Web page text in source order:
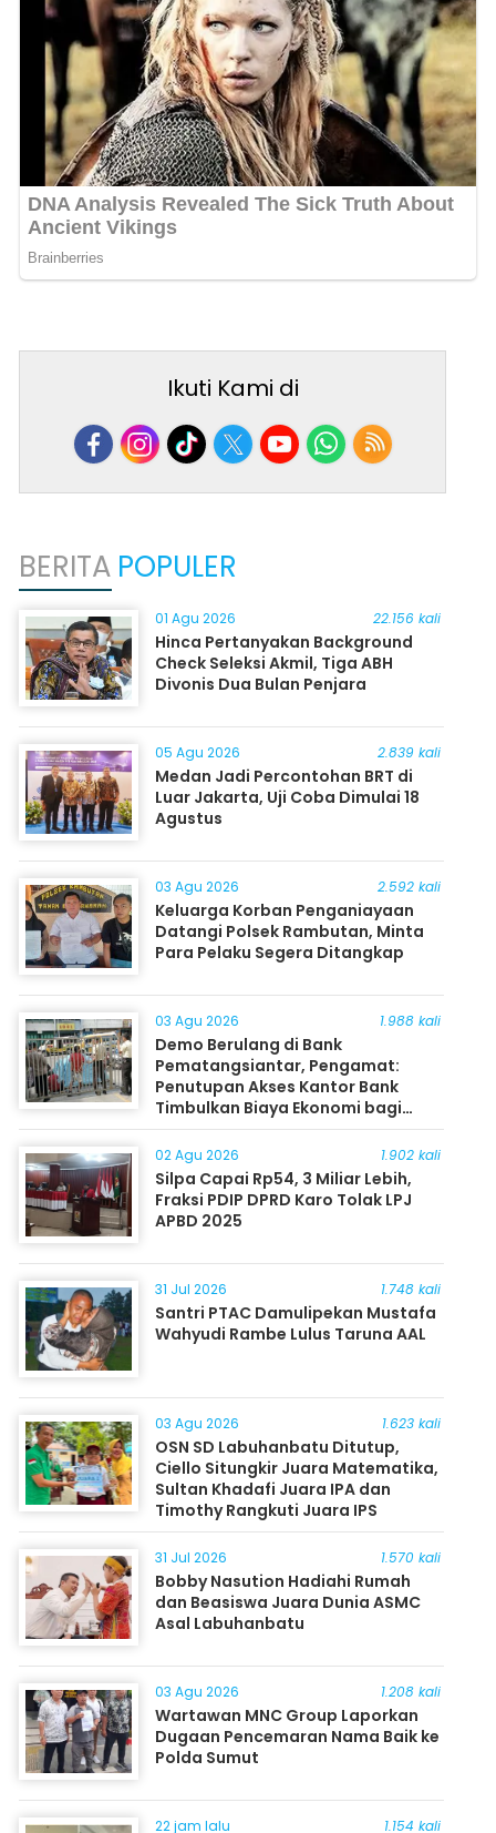
Ikuti Kami di
BERITA POPULER
01 Agu 2026 22.156 kali
Hinca Pertanyakan Background
Check Seleksi Akmil, Tiga ABH
Divonis Dua Bulan Penjara
05 Agu 2026 2.839 kali
Medan Jadi Percontohan BRT di
Luar Jakarta, Uji Coba Dimulai 18
Agustus
03 Agu 2026 2.592 kali
Keluarga Korban Penganiayaan
Datangi Polsek Rambutan, Minta
Para Pelaku Segera Ditangkap
03 Agu 2026 1.988 kali
Demo Berulang di Bank
Pematangsiantar, Pengamat:
Penutupan Akses Kantor Bank
Timbulkan Biaya Ekonomi bagi
Masyarakat
02 Agu 2026 1.902 kali
Silpa Capai Rp54, 3 Miliar Lebih,
Fraksi PDIP DPRD Karo Tolak LPJ
APBD 2025
31 Jul 2026 1.748 kali
Santri PTAC Damulipekan Mustafa
Wahyudi Rambe Lulus Taruna AAL
03 Agu 2026 1.623 kali
OSN SD Labuhanbatu Ditutup,
Ciello Situngkir Juara Matematika,
Sultan Khadafi Juara IPA dan
Timothy Rangkuti Juara IPS
31 Jul 2026 1.570 kali
Bobby Nasution Hadiahi Rumah
dan Beasiswa Juara Dunia ASMC
Asal Labuhanbatu
03 Agu 2026 1.208 kali
Wartawan MNC Group Laporkan
Dugaan Pencemaran Nama Baik ke
Polda Sumut
22 jam lalu 1.154 kali